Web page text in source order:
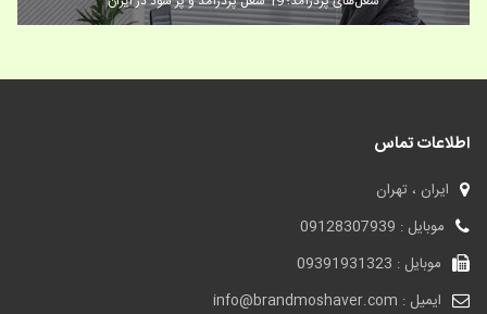
اطلاعات تماس
ایران ، تهران
موبایل : 09128307939
موبایل : 09391931323
ایمیل : info@brandmoshaver.com